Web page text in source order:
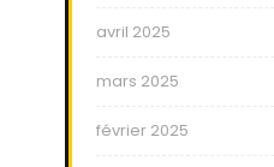
avril 2025
mars 2025
février 2025